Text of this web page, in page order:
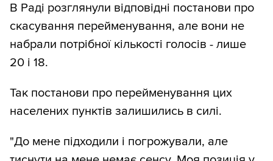
В Раді розглянули відповідні постанови про
скасування перейменування, але вони не
набрали потрібної кількості голосів - лише
20 і 18.
Так постанови про перейменування цих
населених пунктів залишились в силі.
"До мене підходили і погрожували, але